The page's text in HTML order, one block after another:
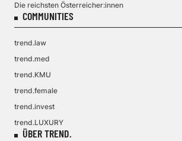
Die reichsten Österreicher:innen
COMMUNITIES
trend.law
trend.med
trend.KMU
trend.female
trend.invest
trend.LUXURY
ÜBER TREND.